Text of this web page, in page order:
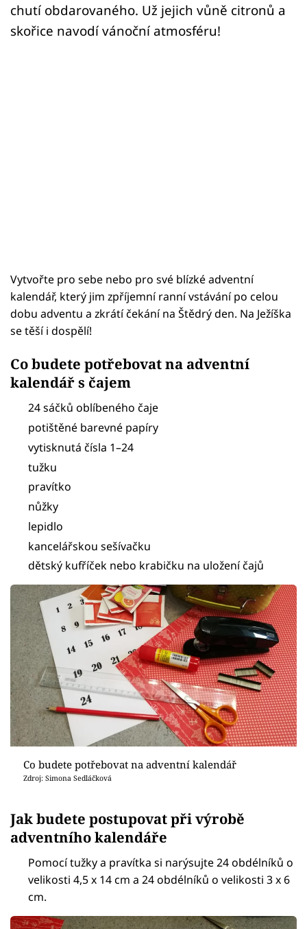
chutí obdarovaného. Už jejich vůně citronů a
skořice navodí vánoční atmosféru!
Vytvořte pro sebe nebo pro své blízké adventní
kalendář, který jim zpříjemní ranní vstávání po celou
dobu adventu a zkrátí čekání na Štědrý den. Na Ježíška
se těší i dospělí!
Co budete potřebovat na adventní
kalendář s čajem
24 sáčků oblíbeného čaje
potištěné barevné papíry
vytisknutá čísla 1–24
tužku
pravítko
nůžky
lepidlo
kancelářskou sešívačku
dětský kufříček nebo krabičku na uložení čajů
Co budete potřebovat na adventní kalendář
Zdroj: Simona Sedláčková
Jak budete postupovat při výrobě
adventního kalendáře
Pomocí tužky a pravítka si narýsujte 24 obdélníků o
velikosti 4,5 x 14 cm a 24 obdélníků o velikosti 3 x 6
cm.